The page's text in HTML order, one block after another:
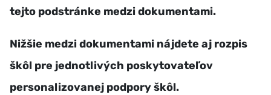
tejto podstránke medzi dokumentami.
Nižšie medzi dokumentami nájdete aj rozpis
škôl pre jednotlivých poskytovateľov
personalizovanej podpory škôl.